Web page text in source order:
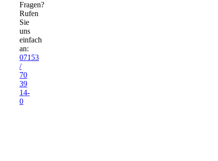
Fragen?
Rufen
Sie
uns
einfach
an:
07153
/
70
39
14-
0